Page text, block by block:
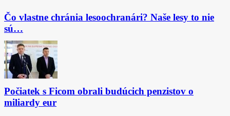
Čo vlastne chránia lesoochranári? Naše lesy to nie
sú…
Počiatek s Ficom obrali budúcich penzistov o
miliardy eur